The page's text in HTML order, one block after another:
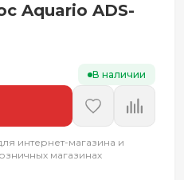
Aquario ADS-
В наличии
интернет-магазина и
магазинах